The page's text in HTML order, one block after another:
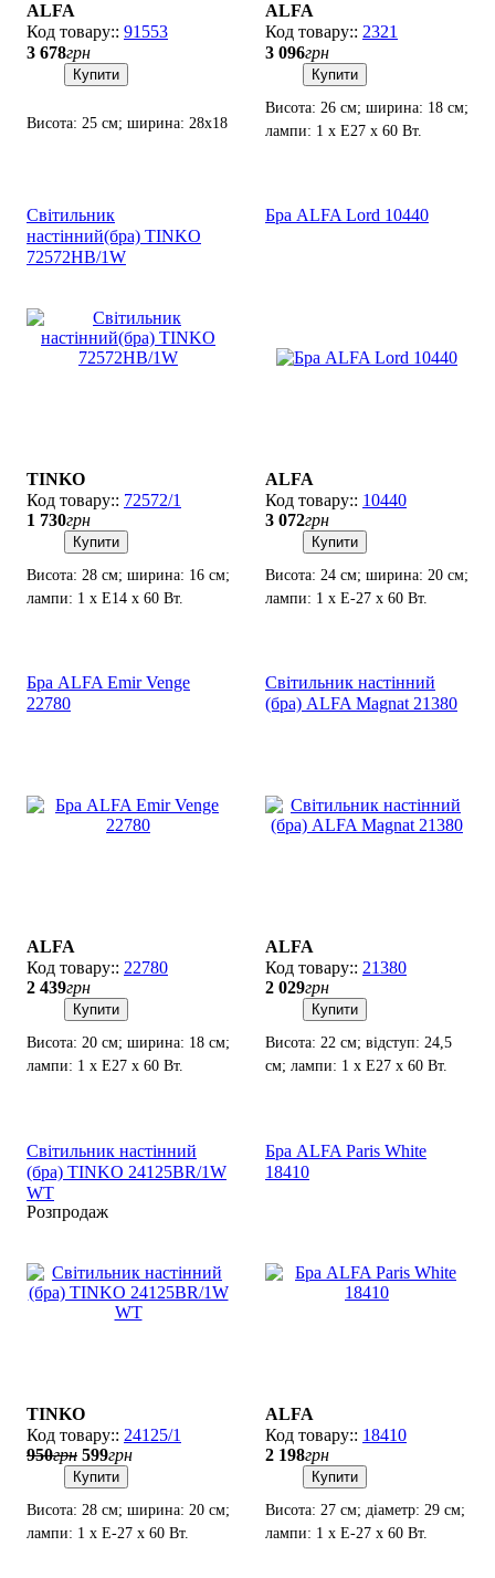
ALFA
91553
3 678грн
Купити
Висота: 25 см; ширина: 28х18
ALFA
2321
3 096грн
Купити
Висота: 26 см; ширина: 18 см;
лампи: 1 х Е27 х 60 Вт.
Світильник
настінний(бра) TINKO
72572HB/1W
TINKO
72572/1
1 730грн
Купити
Висота: 28 см; ширина: 16 см;
лампи: 1 х Е14 х 60 Вт.
Бра ALFA Lord 10440
ALFA
10440
3 072грн
Купити
Висота: 24 см; ширина: 20 см;
лампи: 1 х Е-27 х 60 Вт.
Бра ALFA Emir Venge
22780
ALFA
22780
2 439грн
Купити
Висота: 20 см; ширина: 18 см;
лампи: 1 х Е27 х 60 Вт.
Світильник настінний
(бра) ALFA Magnat 21380
ALFA
21380
2 029грн
Купити
Висота: 22 см; відступ: 24,5
см; лампи: 1 х Е27 х 60 Вт.
Світильник настінний
(бра) TINKO 24125BR/1W
WT
Розпродаж
TINKO
24125/1
950грн 599грн
Купити
Висота: 28 см; ширина: 20 см;
лампи: 1 х Е-27 х 60 Вт.
Бра ALFA Paris White
18410
ALFA
18410
2 198грн
Купити
Висота: 27 см; діаметр: 29 см;
лампи: 1 х Е-27 х 60 Вт.